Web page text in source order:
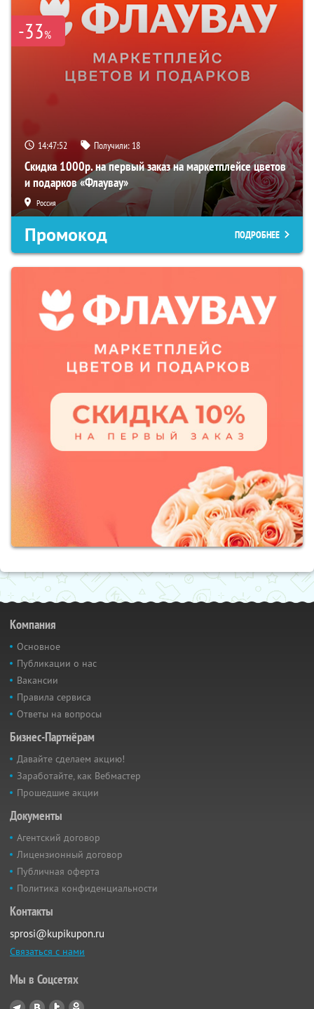
-33%
14:47:50 Получили: 18
Скидка 1000р. на первый заказ на маркетплейсе цветов
и подарков «Флаувау»
Россия
Промокод ПОДРОБНЕЕ
Компания
Основное
Публикации о нас
Вакансии
Правила сервиса
Ответы на вопросы
Бизнес-Партнёрам
Давайте сделаем акцию!
Заработайте, как Вебмастер
Прошедшие акции
Документы
Агентский договор
Лицензионный договор
Публичная оферта
Политика конфиденциальности
Контакты
sprosi@kupikupon.ru
Связаться с нами
Мы в Соцсетях